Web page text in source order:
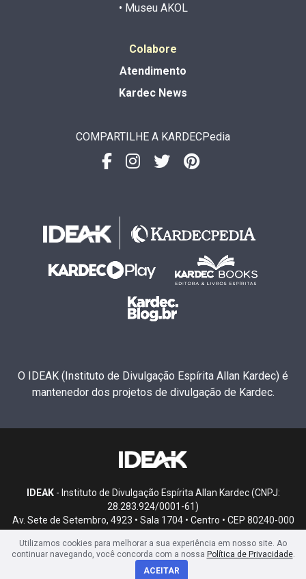
• Museu AKOL
Colabore
Atendimento
Kardec News
COMPARTILHE A KARDECPedia
O IDEAK (Instituto de Divulgação Espírita Allan Kardec) é
mantenedor dos projetos de divulgação de Kardec.
IDEAK- Instituto de Divulgação Espírita Allan Kardec (CNPJ:
28.283.924/0001-61)
Av. Sete de Setembro, 4923 • Sala 1704 • Centro • CEP 80240-000
Utilizamos cookies para melhorar a sua experiência em nosso site. Ao
continuar navegando, você concorda com a nossa Política de Privacidade.
ACEITAR